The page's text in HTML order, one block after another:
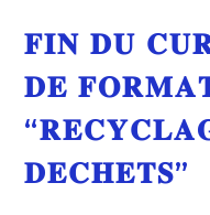
𝐅𝐈𝐍 𝐃𝐔
𝐃𝐄
𝐃𝐄𝐂𝐇𝐄𝐓𝐒”